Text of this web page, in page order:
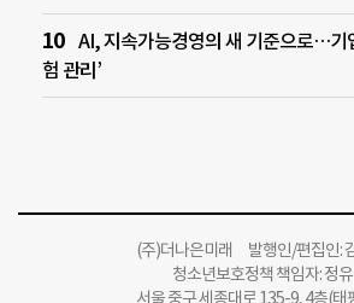
AI, 지속가능경영의 새 기준으로…기
험 관리’
(주)더나은미래 발행인/편집인:
청소년보호정책 책임자: 정
서울 중구 세종대로 135-9, 4층(태